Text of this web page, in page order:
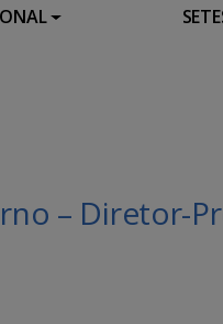
– Diretor-